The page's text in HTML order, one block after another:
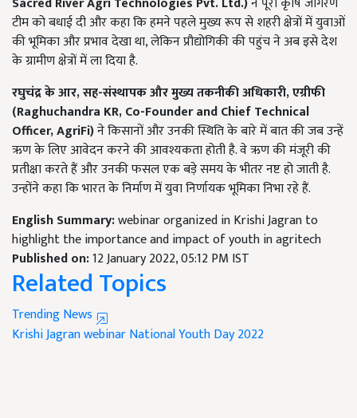
टीम को बधाई दी और कहा कि हमने पहले मुख्य रूप से शहरी क्षेत्रों में युवाओं
की भूमिका और प्रभाव देखा था, लेकिन प्रौद्योगिकी की पहुंच ने अब इसे देश
के ग्रामीण क्षेत्रों में ला दिया है.
रघुचंद्र के आर,सह-संस्थापक और मुख्य तकनीकी अधिकारी,एग्रीफी
(Raghuchandra KR, Co-Founder and Chief Technical
Officer, AgriFi)ने किसानों और उनकी स्थिति के बारे में बात की जब उन्हें
ऋण के लिए आवेदन करने की आवश्यकता होती है. वे ऋण की मंजूरी की
प्रतीक्षा करते हैं और उनकी फसल एक बड़े समय के भीतर नष्ट हो जाती है.
उन्होंने कहा कि भारत के निर्माण में युवा निर्णायक भूमिका निभा रहे हैं.
English Summary:webinar organized in Krishi Jagran to
highlight the importance and impact of youth in agritech
Published on:12 January 2022, 05:12 PM IST
Related Topics
Trending News
Krishi Jagran webinarNational Youth Day 2022